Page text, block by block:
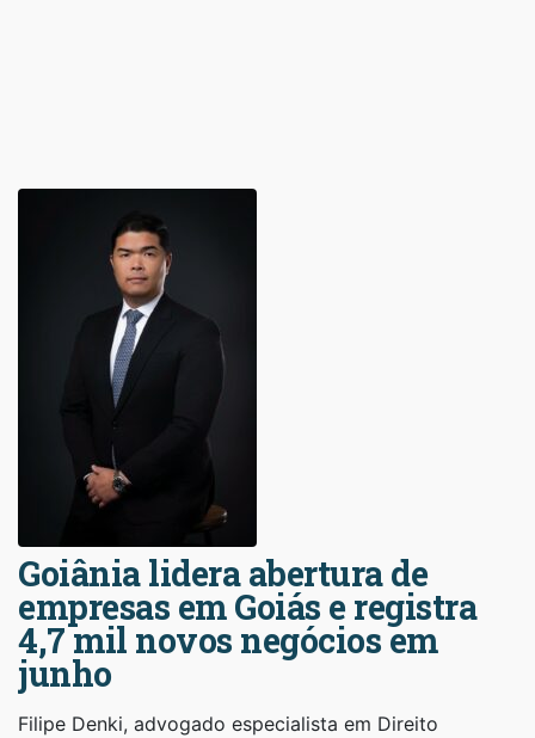
Goiânia lidera abertura de
empresas em Goiás e registra
4,7 mil novos negócios em
junho
Filipe Denki, advogado especialista em Direito